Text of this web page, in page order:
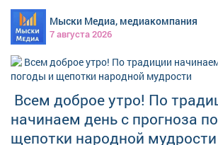
перейти по ссылке. ➡️ ❗️Будьте бдительны и
предупредите близких! Переходить
она может быть фишинговой.
потерять деньги и предоставить
персональные данные. Обо всех
маркетплейсы информируют на
ресурсах.
Мыски Медиа, медиакомпания
7 августа 2026
Всем доброе утро! По
начинаем день с прогноза
щепотки народной мудрости